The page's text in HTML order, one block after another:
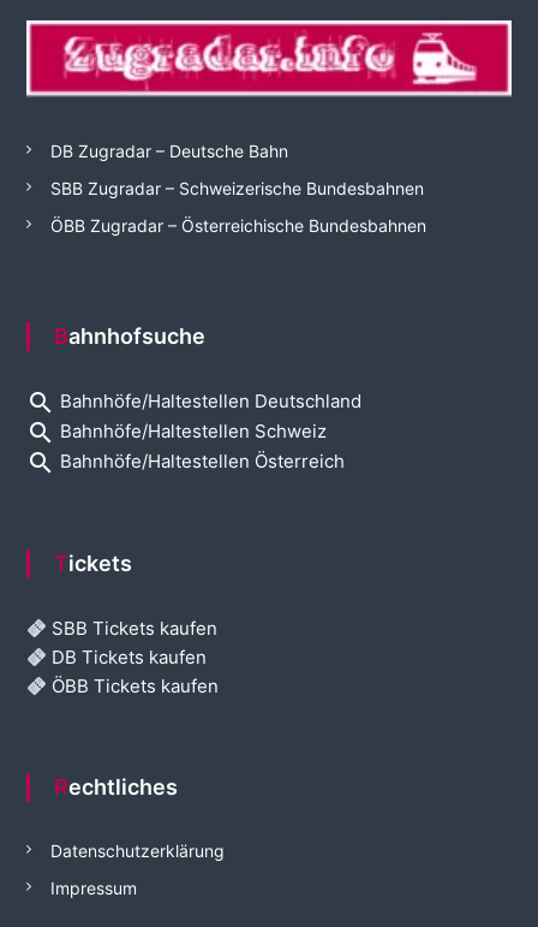
DB Zugradar – Deutsche Bahn
SBB Zugradar – Schweizerische Bundesbahnen
ÖBB Zugradar – Österreichische Bundesbahnen
Bahnhofsuche
search Bahnhöfe/Haltestellen Deutschland
search Bahnhöfe/Haltestellen Schweiz
search Bahnhöfe/Haltestellen Österreich
Tickets
SBB Tickets kaufen
DB Tickets kaufen
ÖBB Tickets kaufen
Rechtliches
Datenschutzerklärung
Impressum